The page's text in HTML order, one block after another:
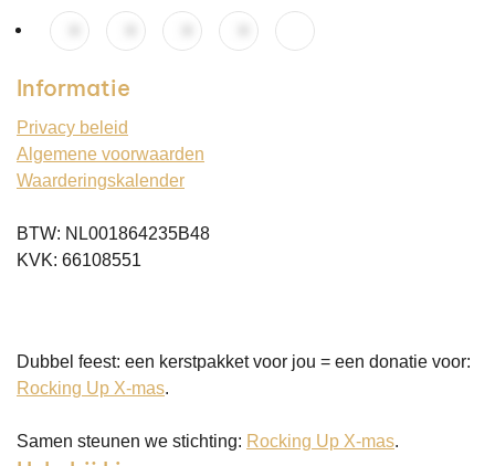
Informatie
Privacy beleid
Algemene voorwaarden
Waarderingskalender
BTW: NL001864235B48
KVK: 66108551
Dubbel feest: een kerstpakket voor jou = een donatie voor:
Rocking Up X-mas.
Samen steunen we stichting: Rocking Up X-mas.